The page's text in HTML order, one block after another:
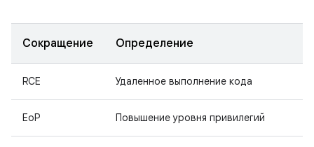
Сокращение Определение
RCE Удаленное выполнение кода
EoP Повышение уровня привилегий